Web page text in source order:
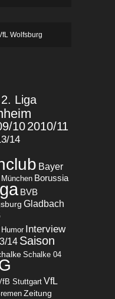
Wolfsburg
2. Liga
102010/11
14
Bayer
Borussia
BVB
Gladbach
Humor Interview
14 Saison
Schalke 04
Stuttgart VfL
Zeitung